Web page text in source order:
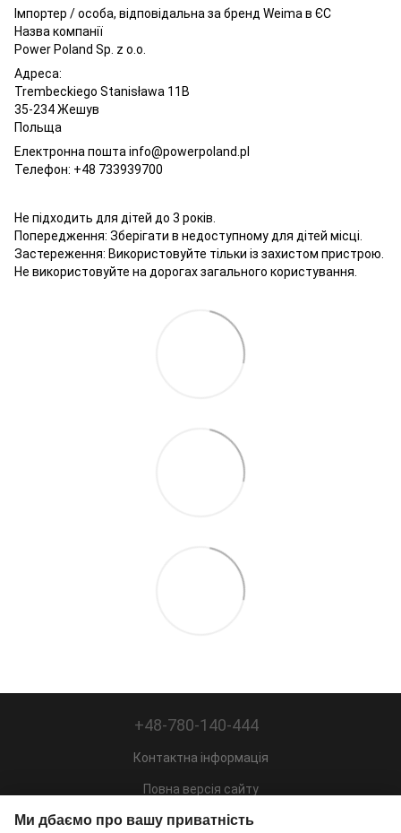
Імпортер / особа, відповідальна за бренд Weima в ЄС
Назва компанії
Power Poland Sp. z o.o.
Адреса:
Trembeckiego Stanisława 11B
35-234 Жешув
Польща
Електронна пошта info@powerpoland.pl
Телефон: +48 733939700
Не підходить для дітей до 3 років.
Попередження: Зберігати в недоступному для дітей місці.
Застереження: Використовуйте тільки із захистом пристрою.
Не використовуйте на дорогах загального користування.
+48-780-140-444
Контактна інформація
Повна версія сайту
Мапа сайту
Ми дбаємо про вашу приватність